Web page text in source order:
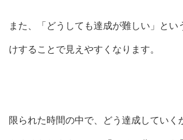
また、「どうしても達成が難しい」とい
けすることで見えやすくなります。
限られた時間の中で、どう達成していく